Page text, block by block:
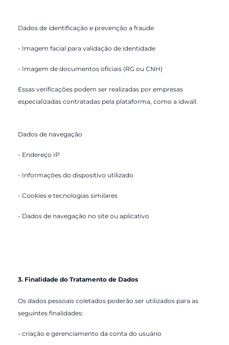
Dados de identificação e prevenção a fraude
- Imagem facial para validação de identidade
- Imagem de documentos oficiais (RG ou CNH)
Essas verificações podem ser realizadas por empresas
especializadas contratadas pela plataforma, como a idwall.
Dados de navegação
- Endereço IP
- Informações do dispositivo utilizado
- Cookies e tecnologias similares
- Dados de navegação no site ou aplicativo
3. Finalidade do Tratamento de Dados
Os dados pessoais coletados poderão ser utilizados para as
seguintes finalidades:
- criação e gerenciamento da conta do usuário